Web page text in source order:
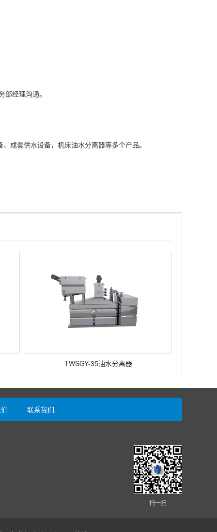
经理沟通。
成套供水设备，机床油水分离器等多个产品。
TWSGY-35油水分离器
联系我们
扫一扫